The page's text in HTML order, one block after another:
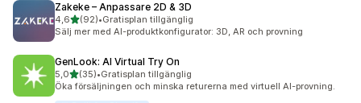
Zakeke – Anpassare 2D & 3D
4,6av 5 stjärnor
(92)
92 recensioner totalt
•Gratisplan tillgänglig
Sälj mer med AI-produktkonfigurator: 3D, AR och provning
GenLook: AI Virtual Try On
5,0av 5 stjärnor
(35)
35 recensioner totalt
•Gratisplan tillgänglig
Öka försäljningen och minska returerna med virtuell AI-provning.